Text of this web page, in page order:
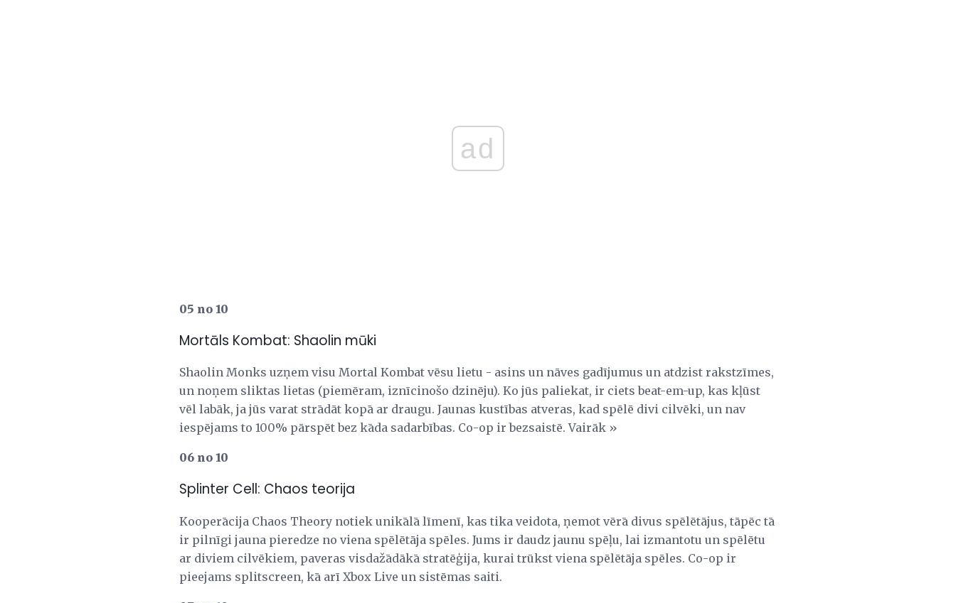
ad
05 no 10
Mortāls Kombat: Shaolin mūki
Shaolin Monks uzņem visu Mortal Kombat vēsu lietu - asins un nāves gadījumus un atdzist rakstzīmes,
un noņem sliktas lietas (piemēram, iznīcinošo dzinēju). Ko jūs paliekat, ir ciets beat-em-up, kas kļūst
vēl labāk, ja jūs varat strādāt kopā ar draugu. Jaunas kustības atveras, kad spēlē divi cilvēki, un nav
iespējams to 100% pārspēt bez kāda sadarbības. Co-op ir bezsaistē. Vairāk »
06 no 10
Splinter Cell: Chaos teorija
Kooperācija Chaos Theory notiek unikālā līmenī, kas tika veidota, ņemot vērā divus spēlētājus, tāpēc tā
ir pilnīgi jauna pieredze no viena spēlētāja spēles. Jums ir daudz jaunu spēļu, lai izmantotu un spēlētu
ar diviem cilvēkiem, paveras visdažādākā stratēģija, kurai trūkst viena spēlētāja spēles. Co-op ir
pieejams splitscreen, kā arī Xbox Live un sistēmas saiti.